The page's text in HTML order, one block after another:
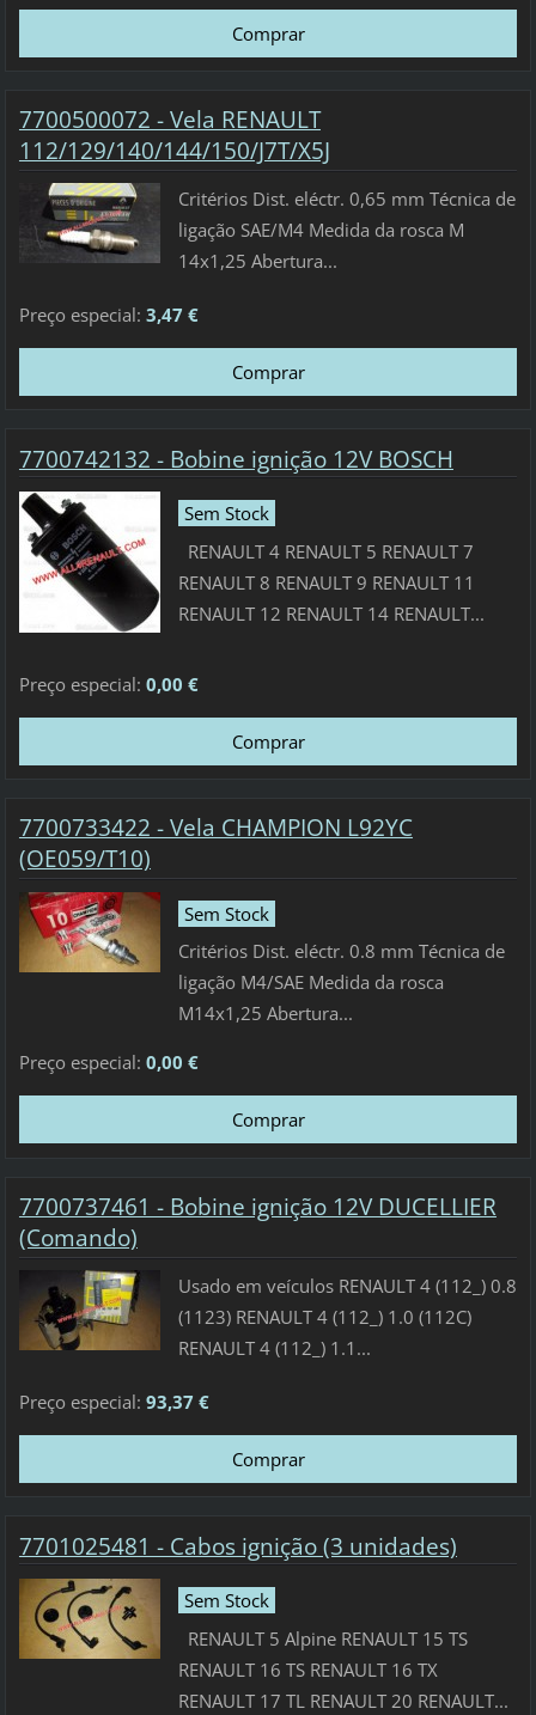
7700500072 - Vela RENAULT
112/129/140/144/150/J7T/X5J
Critérios Dist. eléctr. 0,65 mm Técnica de
ligação SAE/M4 Medida da rosca M
14x1,25 Abertura...
Preço especial: 3,47 €
7700742132 - Bobine ignição 12V BOSCH
Sem Stock
RENAULT 4 RENAULT 5 RENAULT 7
RENAULT 8 RENAULT 9 RENAULT 11
RENAULT 12 RENAULT 14 RENAULT...
Preço especial: 0,00 €
7700733422 - Vela CHAMPION L92YC
(OE059/T10)
Sem Stock
Critérios Dist. eléctr. 0.8 mm Técnica de
ligação M4/SAE Medida da rosca
M14x1,25 Abertura...
Preço especial: 0,00 €
7700737461 - Bobine ignição 12V DUCELLIER
(Comando)
Usado em veículos RENAULT 4 (112_) 0.8
(1123) RENAULT 4 (112_) 1.0 (112C)
RENAULT 4 (112_) 1.1...
Preço especial: 93,37 €
7701025481 - Cabos ignição (3 unidades)
Sem Stock
RENAULT 5 Alpine RENAULT 15 TS
RENAULT 16 TS RENAULT 16 TX
RENAULT 17 TL RENAULT 20 RENAULT...